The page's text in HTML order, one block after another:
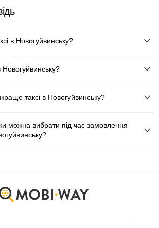
в Новогуйвинську?
Новогуйвинську?
таксі в Новогуйвинську?
можна вибрати під час замовлення